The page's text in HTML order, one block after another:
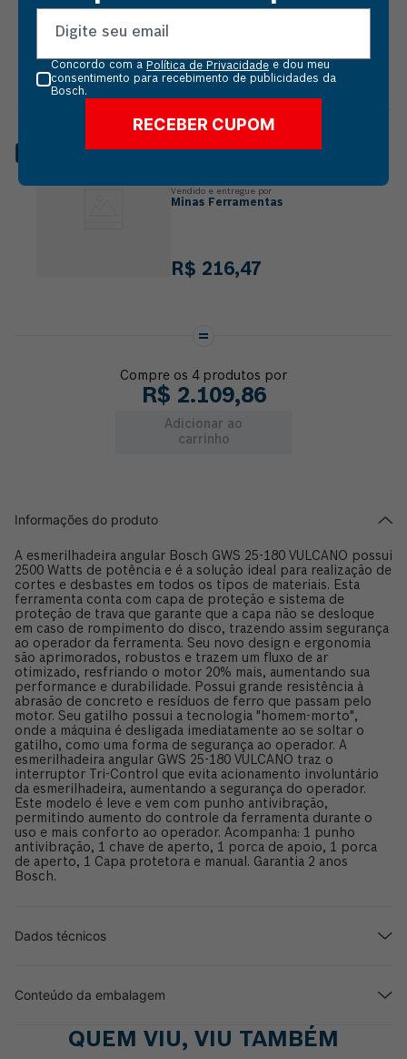
DISCO DE CORTE DIAMANTADO
115MM
Vendido e entregue por
Minas Ferramentas
R$ 216,47
Compre os 4produtos por
R$ 2.109,86
Adicionar ao
carrinho
Informações do produto
A esmerilhadeira angular Bosch GWS 25-180 VULCANO possui
2500 Watts de potência e é a solução ideal para realização de
cortes e desbastes em todos os tipos de materiais. Esta
ferramenta conta com capa de proteção e sistema de
proteção de trava que garante que a capa não se desloque
em caso de rompimento do disco, trazendo assim segurança
ao operador da ferramenta. Seu novo design e ergonomia
são aprimorados, robustos e trazem um fluxo de ar
otimizado, resfriando o motor 20% mais, aumentando sua
performance e durabilidade. Possui grande resistência à
abrasão de concreto e resíduos de ferro que passam pelo
motor. Seu gatilho possui a tecnologia "homem-morto",
onde a máquina é desligada imediatamente ao se soltar o
gatilho, como uma forma de segurança ao operador. A
esmerilhadeira angular GWS 25-180 VULCANO traz o
interruptor Tri-Control que evita acionamento involuntário
da esmerilhadeira, aumentando a segurança do operador.
Este modelo é leve e vem com punho antivibração,
permitindo aumento do controle da ferramenta durante o
uso e mais conforto ao operador. Acompanha: 1 punho
antivibração, 1 chave de aperto, 1 porca de apoio, 1 porca
de aperto, 1 Capa protetora e manual. Garantia 2 anos
Bosch.
Dados técnicos
Conteúdo da embalagem
QUEM VIU, VIU TAMBÉM
Concordo com a Política de Privacidade e dou meu
consentimento para recebimento de publicidades da
Bosch.
RECEBER CUPOM